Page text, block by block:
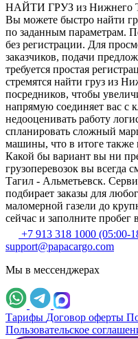
НАЙТИ ГРУЗ из Нижнего
Вы можете быстро найти
по заданным параметрам.
без регистрации. Для
заказчиков, подачи
требуется простая
стремятся найти груз из
посредников, чтобы
напрямую соединяет вас с
недооценивать работу
спланировать сложный
машины, что в итоге
Какой бы вариант вы ни
грузоперевозок вы всегда
Тагил - Альметьевск.
подбирает заказы для
маломерной газели до
сейчас и заполните пробег
+7 913 318 1000
support@papacargo.com
Мы в мессенджерах
Тарифы Договор оферты
Пользовательское